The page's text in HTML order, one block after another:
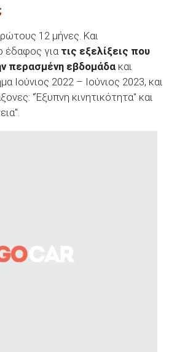
12 μήνες. Και
έδαφος για τις εξελίξεις που
περασμένη εβδομάδα και
Ιούνιος 2022 – Ιούνιος 2023, και
"Έξυπνη κινητικότητα" και